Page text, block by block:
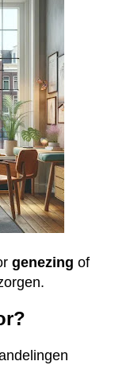
genezing of